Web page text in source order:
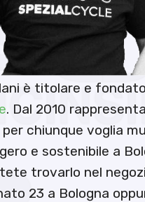
è titolare e
. Dal 2010
chiunque voglia
e sostenibile a
trovarlo nel
23 a Bologna